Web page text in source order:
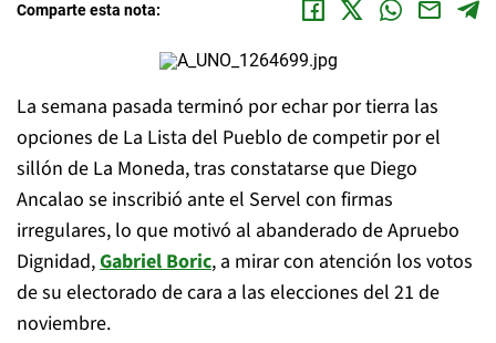
Comparte esta nota:
La semana pasada terminó por echar por tierra las
opciones de La Lista del Pueblo de competir por el
sillón de La Moneda, tras constatarse que Diego
Ancalao se inscribió ante el Servel con firmas
irregulares, lo que motivó al abanderado de Apruebo
Dignidad,Gabriel Boric, a mirar con atención los votos
de su electorado de cara a las elecciones del 21 de
noviembre.